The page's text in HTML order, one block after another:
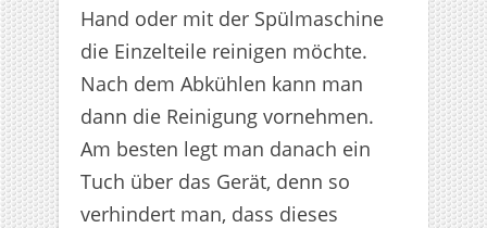
Hand oder mit der Spülmaschine
die Einzelteile reinigen möchte.
Nach dem Abkühlen kann man
dann die Reinigung vornehmen.
Am besten legt man danach ein
Tuch über das Gerät, denn so
verhindert man, dass dieses